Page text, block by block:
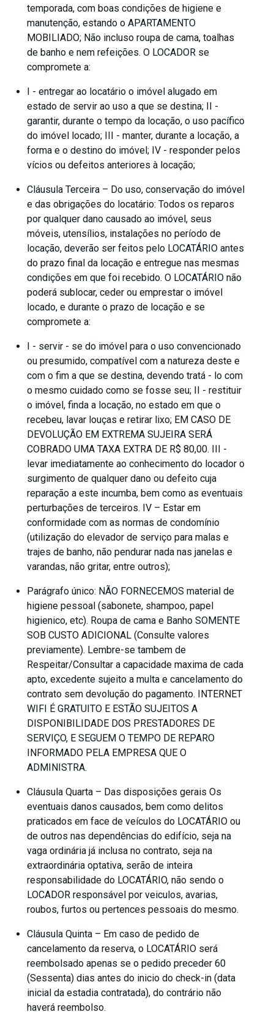
temporada, com boas condições de higiene e
manutenção, estando o APARTAMENTO
MOBILIADO; Não incluso roupa de cama, toalhas
de banho e nem refeições. O LOCADOR se
compromete a:
I - entregar ao locatário o imóvel alugado em
estado de servir ao uso a que se destina; II -
garantir, durante o tempo da locação, o uso pacífico
do imóvel locado; III - manter, durante a locação, a
forma e o destino do imóvel; IV - responder pelos
vícios ou defeitos anteriores à locação;
Cláusula Terceira – Do uso, conservação do imóvel
e das obrigações do locatário: Todos os reparos
por qualquer dano causado ao imóvel, seus
móveis, utensílios, instalações no período de
locação, deverão ser feitos pelo LOCATÁRIO antes
do prazo final da locação e entregue nas mesmas
condições em que foi recebido. O LOCATÁRIO não
poderá sublocar, ceder ou emprestar o imóvel
locado, e durante o prazo de locação e se
compromete a:
I - servir - se do imóvel para o uso convencionado
ou presumido, compatível com a natureza deste e
com o fim a que se destina, devendo tratá - lo com
o mesmo cuidado como se fosse seu; II - restituir
o imóvel, finda a locação, no estado em que o
recebeu, lavar louças e retirar lixo; EM CASO DE
DEVOLUÇÃO EM EXTREMA SUJEIRA SERÁ
COBRADO UMA TAXA EXTRA DE R$ 80,00. III -
levar imediatamente ao conhecimento do locador o
surgimento de qualquer dano ou defeito cuja
reparação a este incumba, bem como as eventuais
perturbações de terceiros. IV – Estar em
conformidade com as normas de condomínio
(utilização do elevador de serviço para malas e
trajes de banho, não pendurar nada nas janelas e
varandas, não gritar, entre outros);
Parágrafo único: NÃO FORNECEMOS material de
higiene pessoal (sabonete, shampoo, papel
higienico, etc). Roupa de cama e Banho SOMENTE
SOB CUSTO ADICIONAL (Consulte valores
previamente). Lembre-se tambem de
Respeitar/Consultar a capacidade maxima de cada
apto, excedente sujeito a multa e cancelamento do
contrato sem devolução do pagamento. INTERNET
WIFI É GRATUITO E ESTÃO SUJEITOS A
DISPONIBILIDADE DOS PRESTADORES DE
SERVIÇO, E SEGUEM O TEMPO DE REPARO
INFORMADO PELA EMPRESA QUE O
ADMINISTRA.
Cláusula Quarta – Das disposições gerais Os
eventuais danos causados, bem como delitos
praticados em face de veículos do LOCATÁRIO ou
de outros nas dependências do edifício, seja na
vaga ordinária já inclusa no contrato, seja na
extraordinária optativa, serão de inteira
responsabilidade do LOCATÁRIO, não sendo o
LOCADOR responsável por veiculos, avarias,
roubos, furtos ou pertences pessoais do mesmo.
Cláusula Quinta – Em caso de pedido de
cancelamento da reserva, o LOCATÁRIO será
reembolsado apenas se o pedido preceder 60
(Sessenta) dias antes do inicio do check-in (data
inicial da estadia contratada), do contrário não
haverá reembolso.